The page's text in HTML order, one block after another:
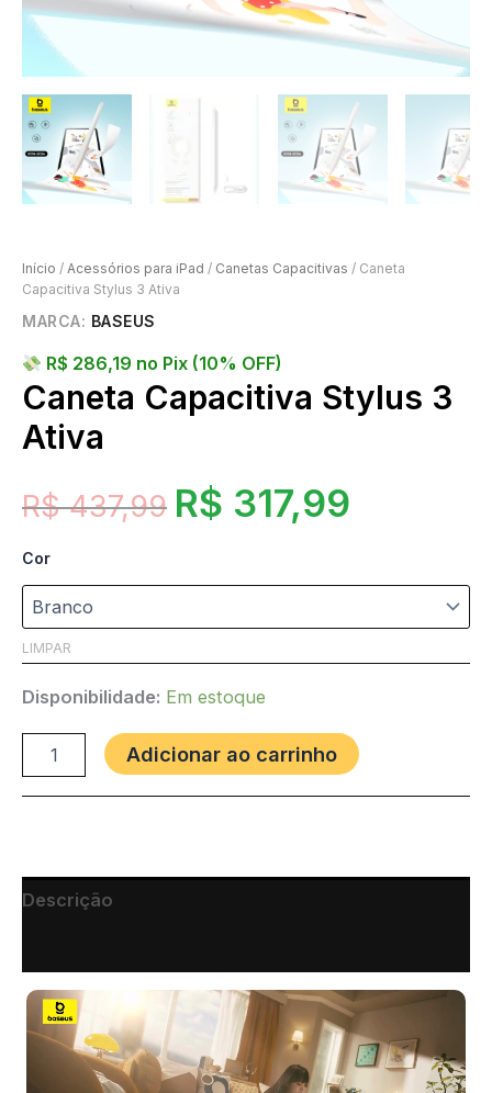
Início / Acessórios para iPad / Canetas Capacitivas / Caneta
Capacitiva Stylus 3 Ativa
MARCA: BASEUS
R$ 286,19 no Pix (10% OFF)
Caneta Capacitiva Stylus 3
Ativa
R$437,99 R$ 317,99
Cor
LIMPAR
Disponibilidade: Em estoque
Adicionar ao carrinho
Descrição